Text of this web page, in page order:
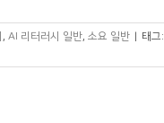
, AI 리터러시 일반, 소요 일반 태그: